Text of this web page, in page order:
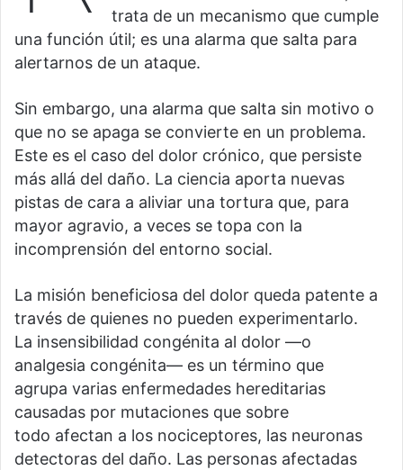
trata de un mecanismo que cumple
una función útil; es una alarma que salta para
alertarnos de un ataque.
Sin embargo, una alarma que salta sin motivo o
que no se apaga se convierte en un problema.
Este es el caso del dolor crónico, que persiste
más allá del daño. La ciencia aporta nuevas
pistas de cara a aliviar una tortura que, para
mayor agravio, a veces se topa con la
incomprensión del entorno social.
La misión beneficiosa del dolor queda patente a
través de quienes no pueden experimentarlo.
La insensibilidad congénita al dolor —o
analgesia congénita— es un término que
agrupa varias enfermedades hereditarias
causadas por mutaciones que sobre
todo afectan a los nociceptores, las neuronas
detectoras del daño. Las personas afectadas